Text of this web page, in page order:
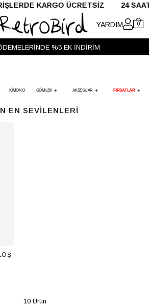
KARGO ÜCRETSİZ 24 SAAT
YARDIM 0
%5 EK İNDİRİM
KİMONO GÖMLEK AKSESUAR FIRSATLAR
EN SEVILENLERI
10 Ürün